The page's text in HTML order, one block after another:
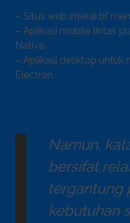
– Situs web interaktif
– Aplikasi mobile lintas
Native.
– Aplikasi desktop untuk
Electron.
Namun,
bersifat
tergantung
kebutuhan